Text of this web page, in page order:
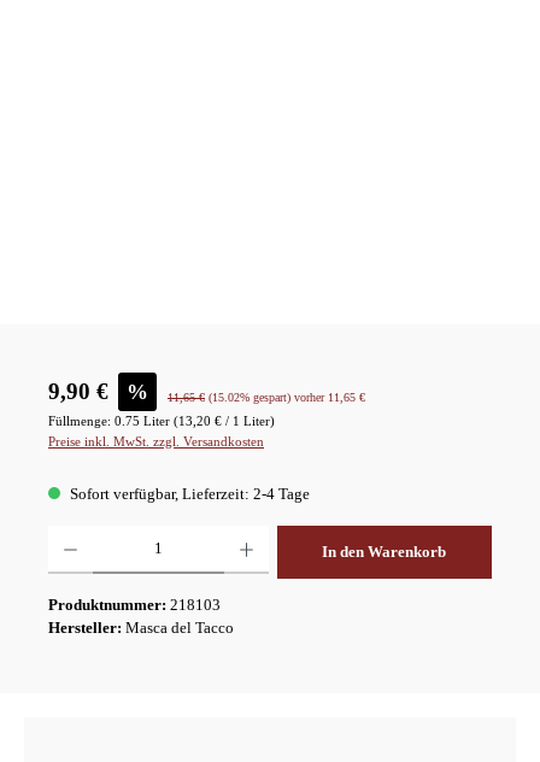
Verkaufspreis:
9,90 € % Regulärer Preis:
11,65 € (15.02% gespart) vorher 11,65 €
Füllmenge: 0.75 Liter (13,20 € / 1 Liter)
Preise inkl. MwSt. zzgl. Versandkosten
Sofort verfügbar, Lieferzeit: 2-4 Tage
In den Warenkorb
Produktnummer: 218103
Hersteller: Masca del Tacco